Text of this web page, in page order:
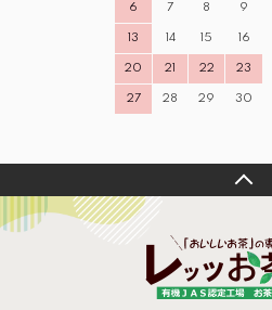
6 7 8 9
13 14 15 16
20 21 22 23
27 28 29 30